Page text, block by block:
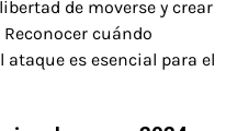
de moverse y crear
cuándo
es esencial para el